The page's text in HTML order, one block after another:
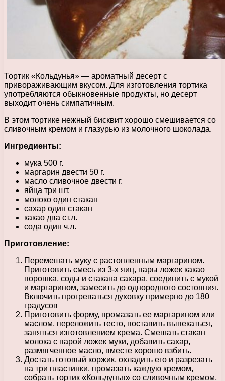
Тортик «Кольдунья» — ароматный десерт с
привораживающим вкусом. Для изготовления тортика
употребляются обыкновенные продукты, но десерт
выходит очень симпатичным.
В этом тортике нежный бисквит хорошо смешивается со
сливочным кремом и глазурью из молочного шоколада.
Ингредиенты:
мука 500 г.
маргарин двести 50 г.
масло сливочное двести г.
яйца три шт.
молоко один стакан
сахар один стакан
какао два ст.л.
сода один ч.л.
Приготовление:
Перемешать муку с растопленным маргарином.
Приготовить смесь из 3-х яиц, пары ложек какао
порошка, соды и стакана сахара, соединить с мукой
и маргарином, замесить до однородного состояния.
Включить прогреваться духовку примерно до 180
градусов
Приготовить форму, промазать ее маргарином или
маслом, переложить тесто, поставить выпекаться,
заняться изготовлением крема. Смешать стакан
молока с парой ложек муки, добавить сахар,
размягченное масло, вместе хорошо взбить.
Достать готовый коржик, охладить его и разрезать
на три пластинки, промазать каждую кремом,
собрать тортик «Кольдунья» со сливочным кремом,